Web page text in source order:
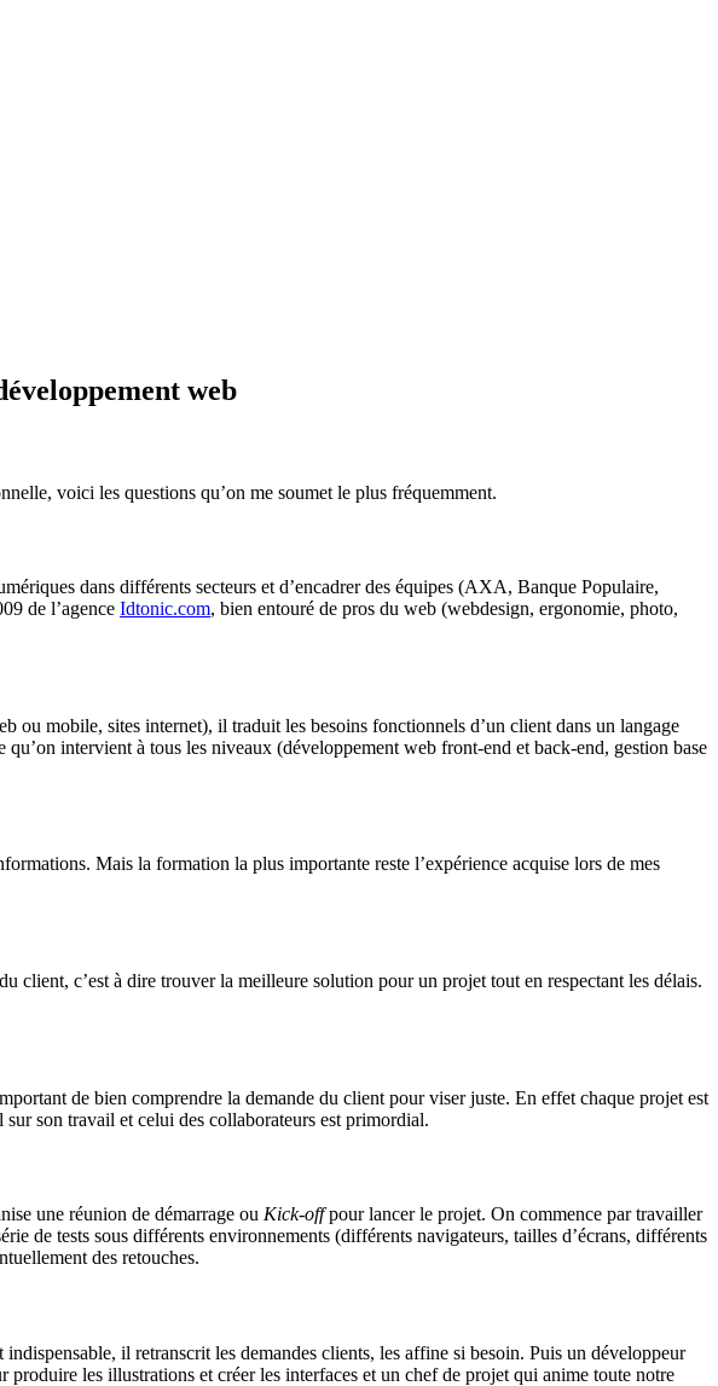
web
voici les questions qu’on me soumet le plus fréquemment.
dans différents secteurs et d’encadrer des équipes (AXA, Banque Populaire,
de l’agence Idtonic.com, bien entouré de pros du web (webdesign, ergonomie, photo,
ou mobile, sites internet), il traduit les besoins fonctionnels d’un client dans un langage
qu’on intervient à tous les niveaux (développement web front-end et back-end, gestion base
Mais la formation la plus importante reste l’expérience acquise lors de mes
client, c’est à dire trouver la meilleure solution pour un projet tout en respectant les délais.
de bien comprendre la demande du client pour viser juste. En effet chaque projet est
son travail et celui des collaborateurs est primordial.
une réunion de démarrage ou Kick-offpour lancer le projet. On commence par travailler
de tests sous différents environnements (différents navigateurs, tailles d’écrans, différents
des retouches.
il retranscrit les demandes clients, les affine si besoin. Puis un développeur
les illustrations et créer les interfaces et un chef de projet qui anime toute notre